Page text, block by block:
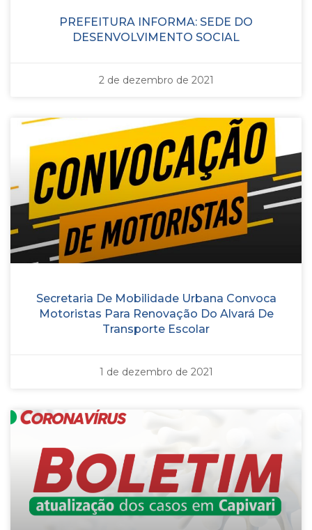
PREFEITURA INFORMA: SEDE DO
DESENVOLVIMENTO SOCIAL
2 de dezembro de 2021
Secretaria De Mobilidade Urbana Convoca
Motoristas Para Renovação Do Alvará De
Transporte Escolar
1 de dezembro de 2021